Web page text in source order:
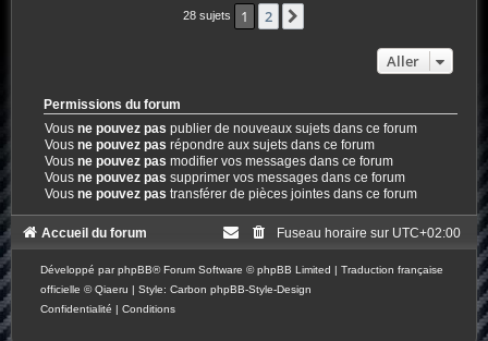
28 sujets 1 2
Aller
Permissions du forum
Vousne pouvez pas publier de nouveaux sujets dans ce forum
Vousne pouvez pas répondre aux sujets dans ce forum
Vousne pouvez pas modifier vos messages dans ce forum
Vousne pouvez pas supprimer vos messages dans ce forum
Vousne pouvez pas transférer de pièces jointes dans ce forum
Accueil du forum Fuseau horaire sur UTC+02:00
Développé parphpBB® Forum Software © phpBB Limited | Traduction française
officielle ©Qiaeru | Style: Carbon phpBB-Style-Design
Confidentialité | Conditions